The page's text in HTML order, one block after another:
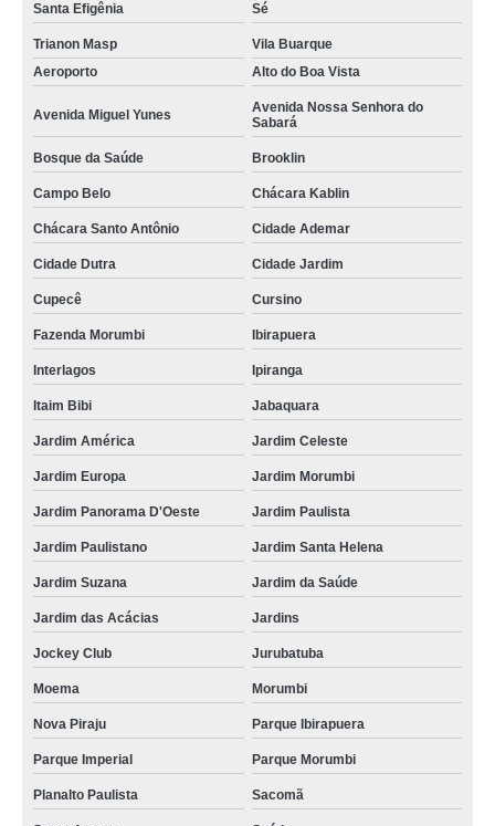
Santa Efigênia Sé
Trianon Masp
Vila Buarque
Aeroporto
Alto do Boa Vista
Avenida Miguel Yunes
Avenida Nossa Senhora do
Sabará
Bosque da Saúde Brooklin
Campo Belo Chácara Kablin
Chácara Santo Antônio Cidade Ademar
Cidade Dutra Cidade Jardim
Cupecê Cursino
Fazenda Morumbi Ibirapuera
Interlagos Ipiranga
Itaim Bibi Jabaquara
Jardim América Jardim Celeste
Jardim Europa Jardim Morumbi
Jardim Panorama D'Oeste Jardim Paulista
Jardim Paulistano Jardim Santa Helena
Jardim Suzana Jardim da Saúde
Jardim das Acácias Jardins
Jockey Club Jurubatuba
Moema Morumbi
Nova Piraju Parque Ibirapuera
Parque Imperial Parque Morumbi
Planalto Paulista Sacomã